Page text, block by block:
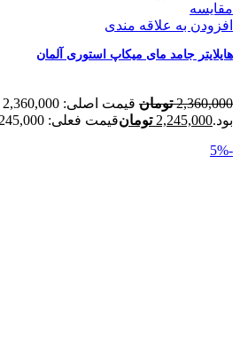
مقایسه
افزودن به علاقه مندی
هایلایتر جامد مای میکاپ استوری آلمان
2,360,000 تومان
بود.2,245,000 تومانقیمت فعلی: 2,245,000 تومان.
-5%